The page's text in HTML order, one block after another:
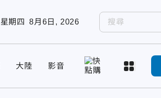
星期四 8月6日, 2026
大陸 影音